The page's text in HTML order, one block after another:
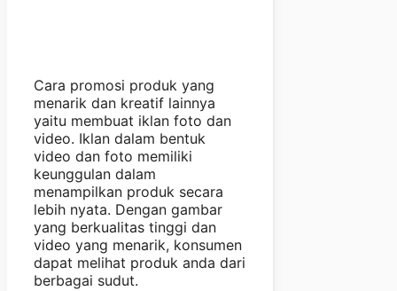
Cara promosi produk yang
menarik dan kreatif lainnya
yaitu membuat iklan foto dan
video. Iklan dalam bentuk
video dan foto memiliki
keunggulan dalam
menampilkan produk secara
lebih nyata. Dengan gambar
yang berkualitas tinggi dan
video yang menarik, konsumen
dapat melihat produk anda dari
berbagai sudut.